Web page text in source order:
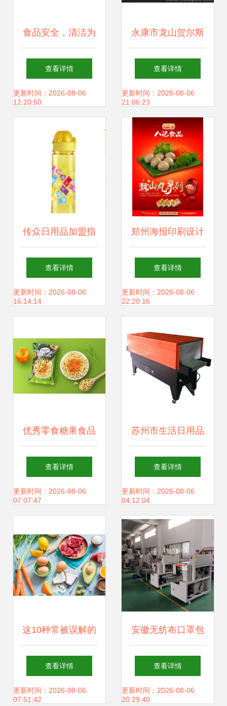
食品安全，清洁为
先 请查收这份食品
工厂清洁建议书
查看详情
更新时间：2026-08-06
12:20:50
永康市龙山贺尔斯
日用品厂 美好生活
的匠心之选
查看详情
更新时间：2026-08-06
21:06:23
传众日用品加盟指
南 条件、费用与联
系方式全解析
查看详情
更新时间：2026-08-06
16:14:14
郑州海报印刷设计
公司 郑州产品海报
设计 速冻食品海报
细节图
查看详情
更新时间：2026-08-06
22:20:16
优秀零食糖果食品
产品包装设计 日用
品的艺术唤醒
查看详情
更新时间：2026-08-06
07:07:47
苏州市生活日用品
与食品批发市场全
解析 供应渠道与厂
家资源琅琊榜
查看详情
更新时间：2026-08-06
04:12:04
这10种常被误解的
食物 不好吃却对身
体好，有的还防癌
查看详情
更新时间：2026-08-06
07:51:42
安徽无纺布口罩包
装机与自动纱布口
罩包装机选购指南
查看详情
更新时间：2026-08-06
20:29:40